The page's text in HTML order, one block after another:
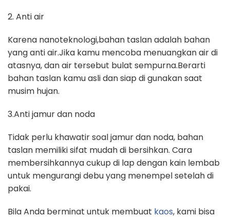
2. Anti air
Karena nanoteknologi,bahan taslan adalah bahan
yang anti air.Jika kamu mencoba menuangkan air di
atasnya, dan air tersebut bulat sempurna.Berarti
bahan taslan kamu asli dan siap di gunakan saat
musim hujan.
3.Anti jamur dan noda
Tidak perlu khawatir soal jamur dan noda, bahan
taslan memiliki sifat mudah di bersihkan. Cara
membersihkannya cukup di lap dengan kain lembab
untuk mengurangi debu yang menempel setelah di
pakai.
Bila Anda berminat untuk membuat kaos, kami bisa